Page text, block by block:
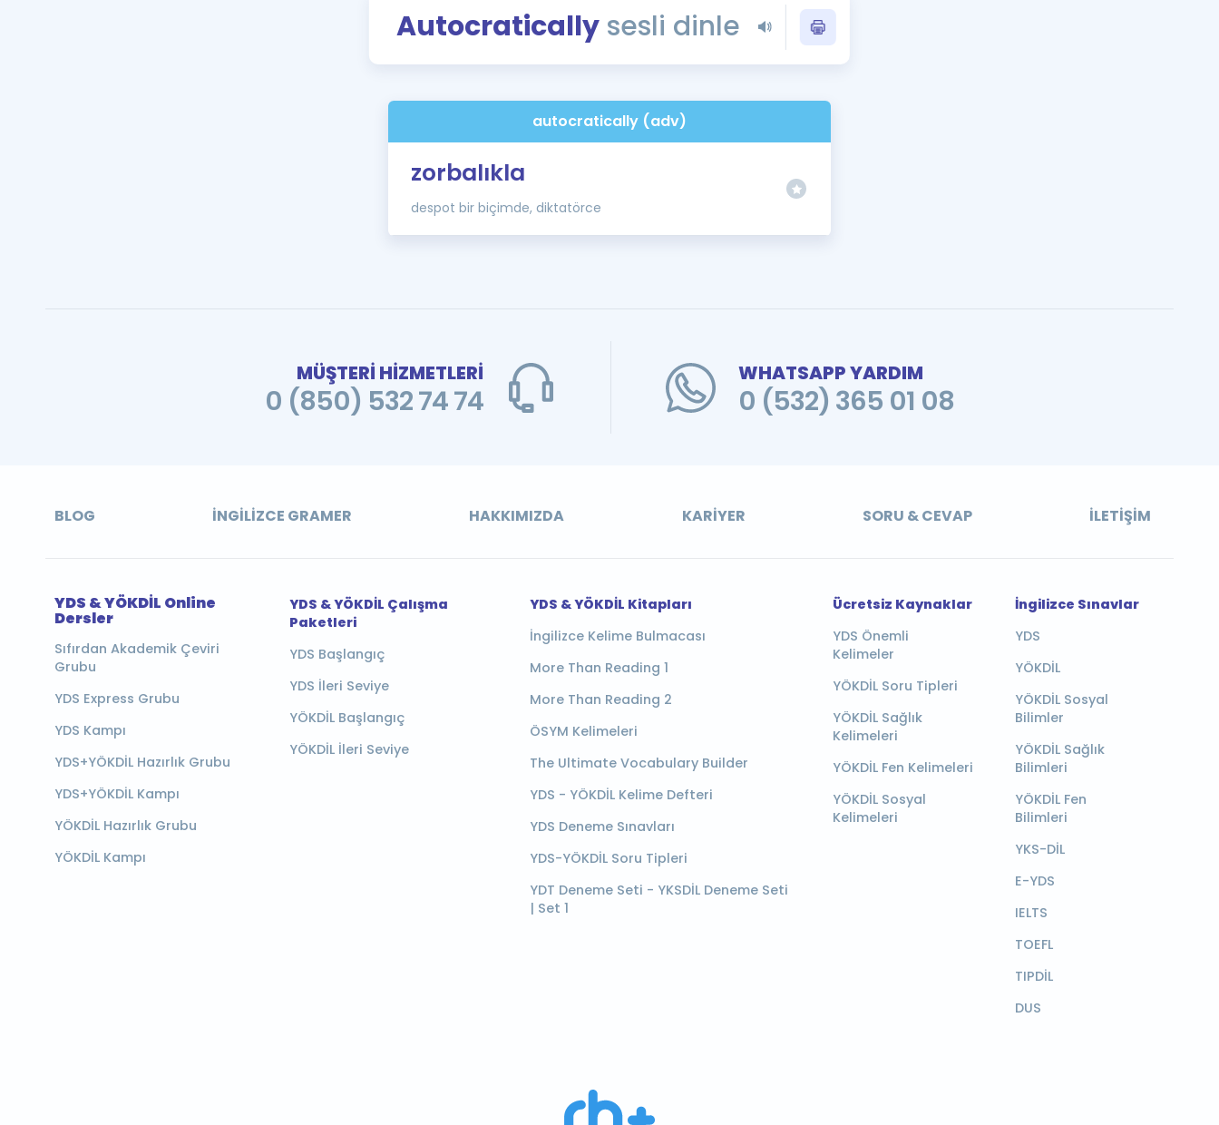
YDS - YÖKDİL Tüm Sınavlarla İlgili Haberler
İngilizce Gramer
İngilizce Gramer ve Konu Anlatımı
Autocraticallysesli dinle
autocratically (adv)
zorbalıkla
despot bir biçimde, diktatörce
MÜŞTERİ HİZMETLERİ
0 (850) 532 74 74
WHATSAPP YARDIM
0 (532) 365 01 08
BLOG İNGILIZCE GRAMER HAKKIMIZDA KARIYER SORU & CEVAP İLETIŞIM
YDS & YÖKDİL Online
Dersler
Sıfırdan Akademik Çeviri
Grubu
YDS Express Grubu
YDS Kampı
YDS+YÖKDİL Hazırlık Grubu
YDS+YÖKDİL Kampı
YÖKDİL Hazırlık Grubu
YÖKDİL Kampı
YDS & YÖKDİL Çalışma
Paketleri
YDS Başlangıç
YDS İleri Seviye
YÖKDİL Başlangıç
YÖKDİL İleri Seviye
YDS & YÖKDİL Kitapları
İngilizce Kelime Bulmacası
More Than Reading 1
More Than Reading 2
ÖSYM Kelimeleri
The Ultimate Vocabulary Builder
YDS - YÖKDİL Kelime Defteri
YDS Deneme Sınavları
YDS-YÖKDİL Soru Tipleri
YDT Deneme Seti - YKSDİL Deneme Seti
| Set 1
Ücretsiz Kaynaklar
YDS Önemli
Kelimeler
YÖKDİL Soru Tipleri
YÖKDİL Sağlık
Kelimeleri
YÖKDİL Fen Kelimeleri
YÖKDİL Sosyal
Kelimeleri
İngilizce Sınavlar
YDS
YÖKDİL
YÖKDİL Sosyal
Bilimler
YÖKDİL Sağlık
Bilimleri
YÖKDİL Fen
Bilimleri
YKS-DİL
E-YDS
IELTS
TOEFL
TIPDİL
DUS